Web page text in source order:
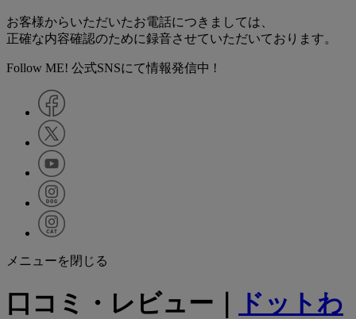
お客様からいただいたお電話につきましては、
正確な内容確認のために録音させていただいております。
Follow ME! 公式SNSにて情報発信中 !
メニューを閉じる
口コミ・レビュー｜ ドットわ